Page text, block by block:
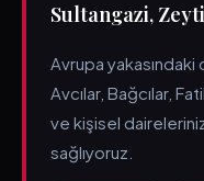
Sultangazi,
Avrupa
Avcılar, Bağcılar,
ve kişisel
sağlıyoruz.